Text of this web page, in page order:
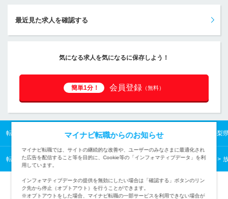
最近見た求人を確認する
気になる求人を気になるに保存しよう！
簡単1分！ 会員登録 （無料）
転職TOP 甲信越の転職・求人情報TOP 山梨県の転職・求人情報TOP 山梨
転職TOP クリエイティブから探す クリエイティブの転職・求人情報一覧
マイナビ転職からのお知らせ
マイナビ転職では、サイトの継続的な改善や、ユーザーのみなさまに最適化され
た広告を配信すること等を目的に、Cookie等の「インフォマティブデータ」を利
用しています。
インフォマティブデータの提供を無効にしたい場合は「確認する」ボタンのリン
ク先から停止（オプトアウト）を行うことができます。
※オプトアウトをした場合、マイナビ転職の一部サービスを利用できない場合が